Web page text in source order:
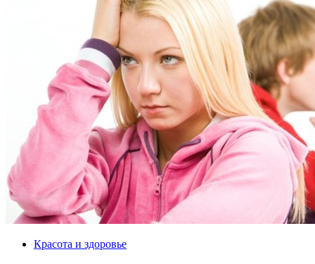
Красота и здоровье